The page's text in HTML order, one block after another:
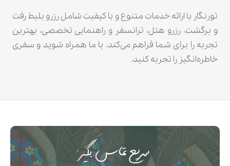
تورنگار با ارائه خدمات متنوع و با کیفیت شامل رزرو بلیط رفت
و برگشت، رزرو هتل، ترانسفر و راهنمایی تخصصی، بهترین
تجربه را برای شما فراهم می‌کند. با ما همراه شوید و سفری
خاطره‌انگیز را تجربه کنید.
سریع تماس بگیر